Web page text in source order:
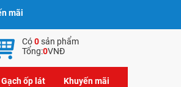
mãi
Có0sản phẩm
Tổng:0VNĐ
Gạch ốp lát Khuyến mãi